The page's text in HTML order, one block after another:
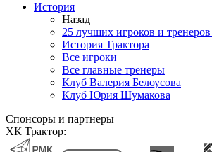
История
Назад
25 лучших игроков и
История Трактора
Все игроки
Все главные тренеры
Клуб Валерия Белоусова
Клуб Юрия Шумакова
Спонсоры и партнеры
ХК Трактор: